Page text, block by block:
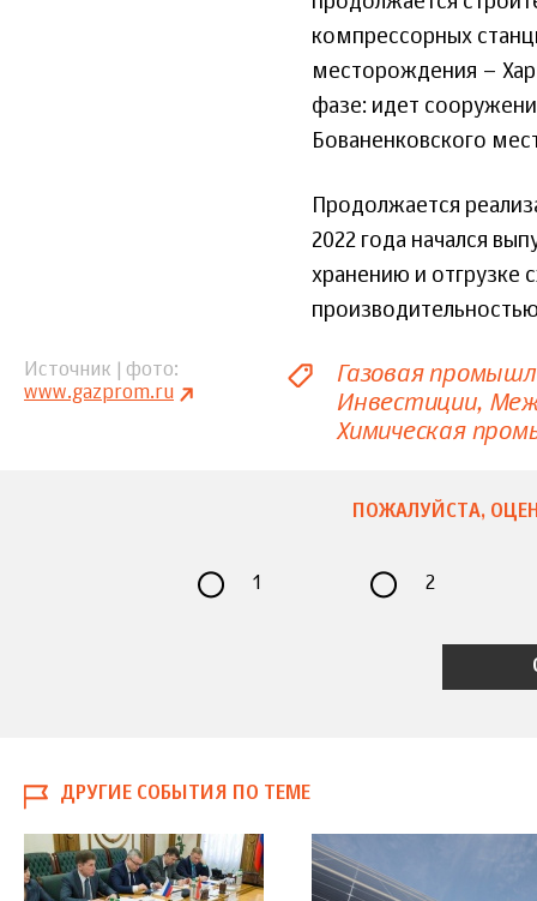
компрессорных
месторождения –
фазе: идет
Бованенковского
Продолжается
2022 года начался
хранению и отгрузке
Источник | фото
www.gazprom.ru
Газовая
Инвестиции
Химическая
ПОЖАЛУЙСТА,
1 2
ДРУГИЕ СОБЫТИЯ ПО ТЕМЕ